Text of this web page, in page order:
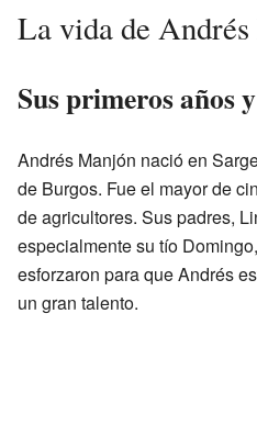
La vida de
Sus primeros años
Andrés Manjón nació en
de Burgos. Fue el mayor de
de agricultores. Sus padres,
especialmente su tío
esforzaron para que Andrés
un gran talento.